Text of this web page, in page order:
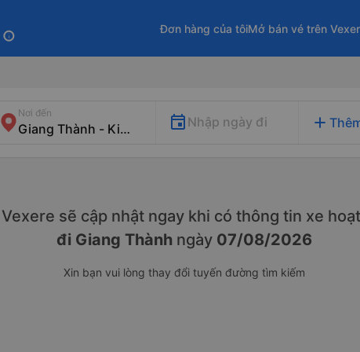
info
Đơn hàng của tôiMở bán vé trên
Nơi đến
Nhập ngày đi add
sẽ cập nhật ngay khi có thông tin xe
đi Giang Thành ngày 07/08/2026
Xin bạn vui lòng thay đổi tuyến đường tìm kiếm